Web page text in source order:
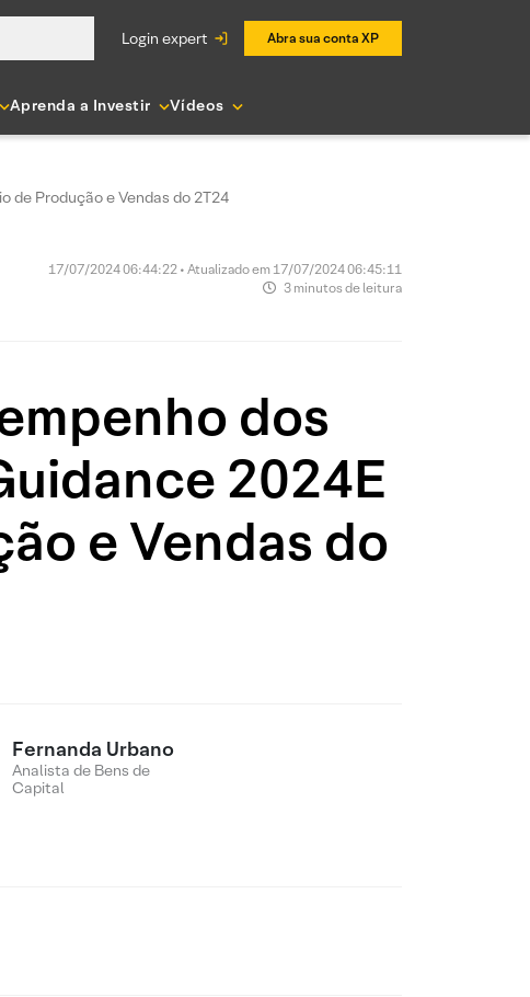
login expert Abra sua conta XP
Aprenda a Investir Vídeos
de Produção e Vendas do 2T24
17/07/2024 06:44:22 • Atualizado em 17/07/2024 06:45:11
3 minutos de leitura
dos
2024E
e Vendas do
Fernanda Urbano
Analista de Bens de
Capital